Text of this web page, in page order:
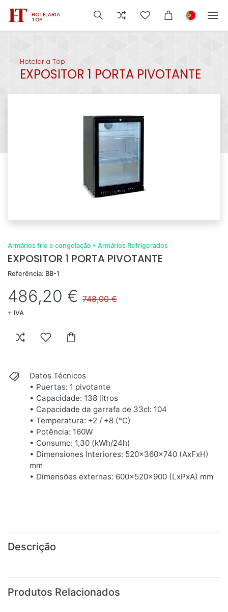
HOTELARIA
TOP
Hotelaria Top
EXPOSITOR 1 PORTA PIVOTANTE
Armários frio e congelação • Armários Refrigerados
EXPOSITOR 1 PORTA PIVOTANTE
Referência: BB-1
486,20 € 748,00 €
+ IVA
Datos Técnicos
• Puertas: 1 pivotante
• Capacidade: 138 litros
• Capacidade da garrafa de 33cl: 104
• Temperatura: +2 / +8 (°C)
• Potência: 160W
• Consumo: 1,30 (kWh/24h)
• Dimensiones Interiores: 520x360x740 (AxFxH)
mm
• Dimensões externas: 600x520x900 (LxPxA) mm
Descrição
Produtos Relacionados